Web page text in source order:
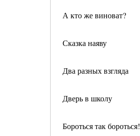
А кто же виноват?
Сказка наяву
Два разных взгляда
Дверь в школу
Бороться так бороться!